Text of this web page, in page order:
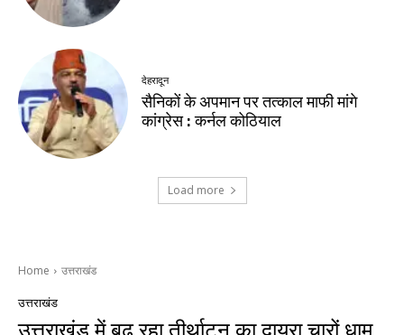
देहरादून
सैनिकों के अपमान पर तत्काल माफी मांगे
कांग्रेस : कर्नल कोठियाल
Load more